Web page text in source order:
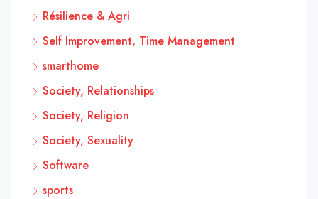
Résilience & Agri
Self Improvement, Time Management
smarthome
Society, Relationships
Society, Religion
Society, Sexuality
Software
sports